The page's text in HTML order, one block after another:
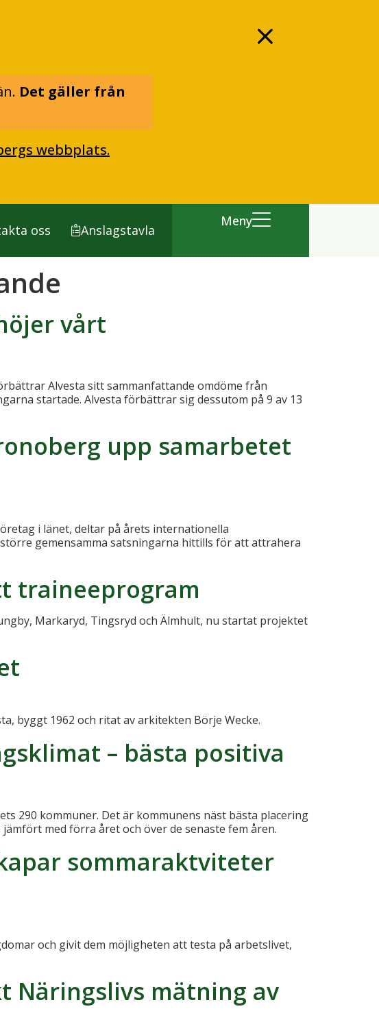
Det gäller från
webbplats.
oss Anslagstavla
Meny
vårt
Alvesta sitt sammanfattande omdöme från
startade. Alvesta förbättrar sig dessutom på 9 av 13
upp samarbetet
i länet, deltar på årets internationella
gemensamma satsningarna hittills för att attrahera
traineeprogram
Markaryd, Tingsryd och Älmhult, nu startat projektet
byggt 1962 och ritat av arkitekten Börje Wecke.
– bästa positiva
290 kommuner. Det är kommunens näst bästa placering
med förra året och över de senaste fem åren.
sommaraktviteter
och givit dem möjligheten att testa på arbetslivet,
Näringslivs mätning av